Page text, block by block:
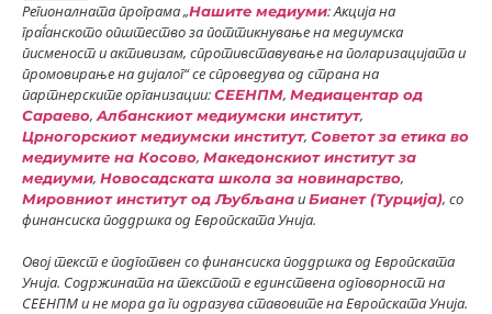
Регионалната програма „Нашите медиуми: Акција на
граѓанското општество за поттикнување на медиумска
писменост и активизам, спротивставување на поларизацијата и
промовирање на дијалог“ се спроведува од страна на
партнерските организации:СЕЕНПМ, Медиацентар од
Сараево,Албанскиот медиумски институт,
Црногорскиот медиумски институт, Советот за етика во
медиумите на Косово, Македонскиот институт за
медиуми, Новосадската школа за новинарство,
Мировниот институт од ЉубљанаиБианет (Турција), со
финансиска поддршка од Европската Унија.
Овој текст е подготвен со финансиска поддршка од Европската
Унија. Содржината на текстот е единствена одговорност на
СЕЕНПМ и не мора да ги одразува ставовите на Европската Унија.